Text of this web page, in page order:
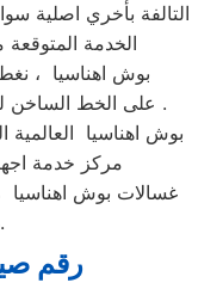
التالفة بأخري اصلية
الخدمة المتوقعة
بوش اهناسيا ،
على الخط الساخن لصيانه بوش اهناسيا 01095999314 .
بوش اهناسيا العالمية
مركز خدمة
غسالات بوش اهناسيا
01010916814.
رقم